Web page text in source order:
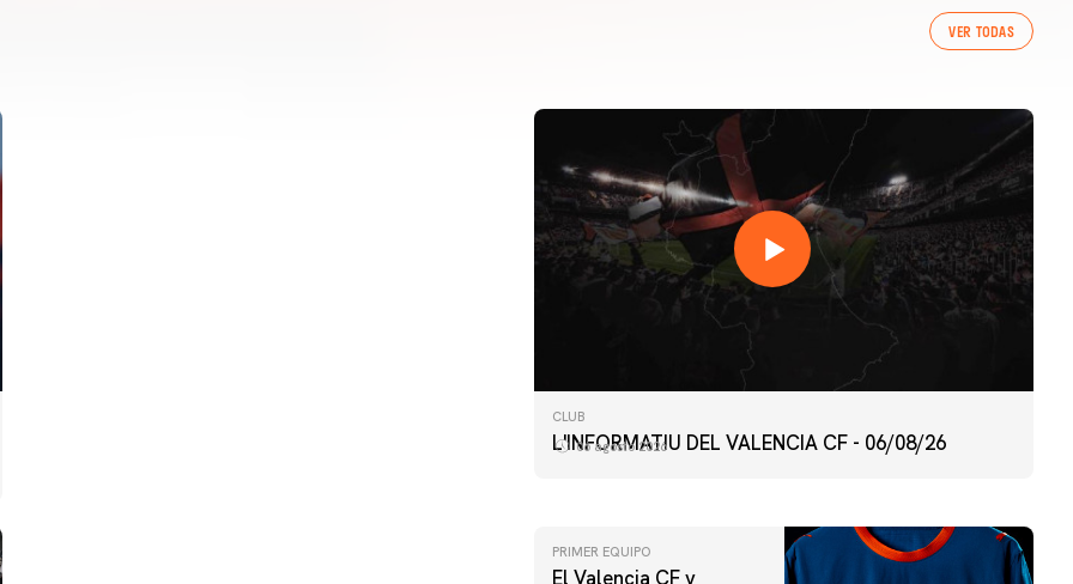
VER TODAS
CLUB
L'INFORMATIU DEL VALENCIA CF - 06/08/26
06 agosto 2026
PRIMER EQUIPO
El Valencia CF y